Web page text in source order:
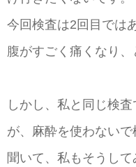
今回検査は2回目では
腹がすごく痛くなり
しかし、私と同じ検
が、麻酔を使わない
聞いて、私もそうして